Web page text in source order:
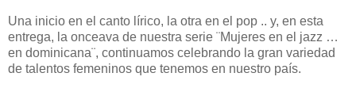
Una inicio en el canto lírico, la otra en el pop .. y, en esta
entrega, la onceava de nuestra serie ¨Mujeres en el jazz …
en dominicana¨, continuamos celebrando la gran variedad
de talentos femeninos que tenemos en nuestro país.